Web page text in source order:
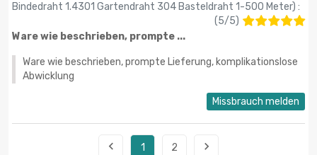
Bindedraht 1.4301 Gartendraht 304 Basteldraht 1-500 Meter) :
(5/5)
Ware wie beschrieben, prompte ...
Ware wie beschrieben, prompte Lieferung, komplikationslose
Abwicklung
Missbrauch melden
 1 2 